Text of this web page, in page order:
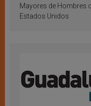
Mayores de Hombres
Estados Unidos